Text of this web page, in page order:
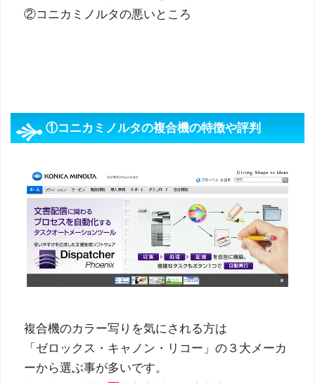
②コニカミノルタの悪いところ
①コニカミノルタの複合機の特徴や評判
複合機のカラー写りを気にされる方は
「ゼロックス・キャノン・リコー」の３大メーカ
ーから選ぶ事が多いです。